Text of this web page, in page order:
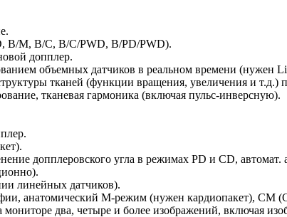
M, B/C, B/C/PWD, B/PD/PWD).
допплер.
объемных датчиков в реальном времени (нужен
тканей (функции вращения, увеличения и
тканевая гармоника (включая пульс-инверсную).
допплеровского угла в режимах PD и CD, автомат.
линейных датчиков).
анатомический М-режим (нужен кардиопакет), СМ
два, четыре и более изображений, включая